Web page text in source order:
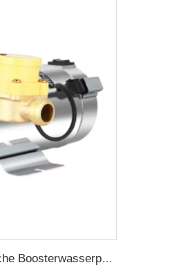
160psi Haushaltsautomatische Boosterwasserpumpe